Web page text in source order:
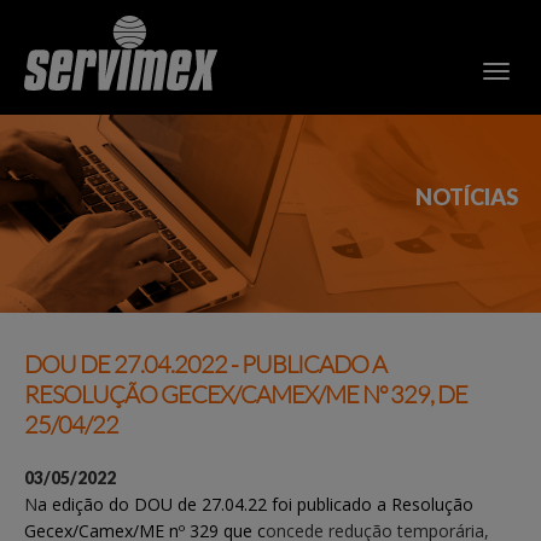
NOTÍCIAS
DOU DE 27.04.2022 - PUBLICADO A
RESOLUÇÃO GECEX/CAMEX/ME Nº 329, DE
25/04/22
03/05/2022
Na edição do DOU de 27.04.22 foi publicado a Resolução
Gecex/Camex/ME nº 329 que concede redução temporária,